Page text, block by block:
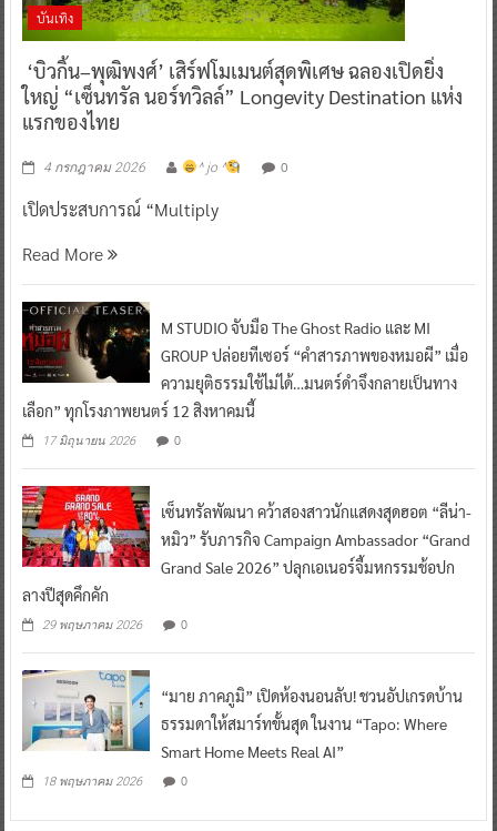
บันเทิง
‘บิวกิ้น–พุฒิพงศ์’ เสิร์ฟโมเมนต์สุดพิเศษ ฉลองเปิดยิ่ง
ใหญ่ “เซ็นทรัล นอร์ทวิลล์” Longevity Destination แห่ง
แรกของไทย
4 กรกฎาคม 2026 ^ jo ^ 0
เปิดประสบการณ์ “Multiply
Read More
M STUDIO จับมือ The Ghost Radio และ MI
GROUP ปล่อยทีเซอร์ “คำสารภาพของหมอผี” เมื่อ
ความยุติธรรมใช้ไม่ได้…มนตร์ดำจึงกลายเป็นทาง
เลือก” ทุกโรงภาพยนตร์ 12 สิงหาคมนี้
17 มิถุนายน 2026 0
เซ็นทรัลพัฒนา คว้าสองสาวนักแสดงสุดฮอต “ลีน่า-
หมิว” รับภารกิจ Campaign Ambassador “Grand
Grand Sale 2026” ปลุกเอเนอร์จี้มหกรรมช้อปก
ลางปีสุดคึกคัก
29 พฤษภาคม 2026 0
“มาย ภาคภูมิ” เปิดห้องนอนลับ! ชวนอัปเกรดบ้าน
ธรรมดาให้สมาร์ทขั้นสุด ในงาน “Tapo: Where
Smart Home Meets Real AI”
18 พฤษภาคม 2026 0